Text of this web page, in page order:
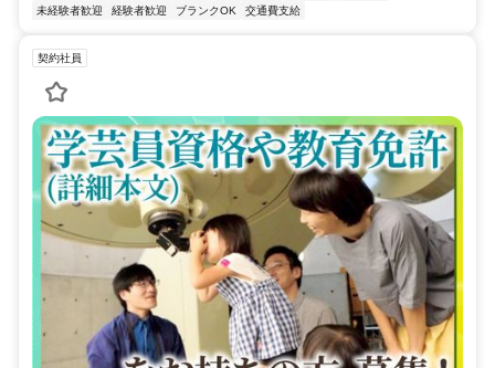
未経験者歓迎
経験者歓迎 ブランクOK 交通費支給
契約社員